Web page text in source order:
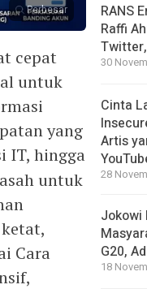
Perbesar
cepat
untuk
yang
IT, hingga
untuk
Cara
RANS
Raffi
30
Cinta
Artis
28
Jokowi
G20,
18